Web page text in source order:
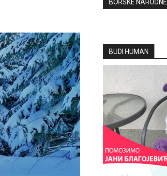
BORSKE NARODNE
BUDI HUMAN